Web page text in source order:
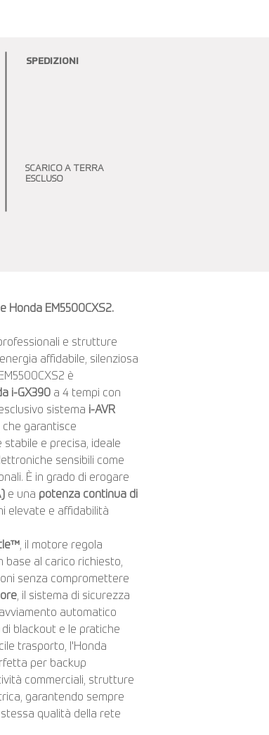
SPEDIZIONI
SCARICO A TERRA
ESCLUSO
Honda EM5500CXS2.
e strutture
affidabile, silenziosa
è
i-GX390a 4 tempi con
sistema i-AVR
che garantisce
e precisa, ideale
sensibili come
È in grado di erogare
e una potenza continua di
elevate e affidabilità
, il motore regola
base al carico richiesto,
senza compromettere
, il sistema di sicurezza
automatico
blackout e le pratiche
trasporto, l'Honda
per backup
commerciali, strutture
garantendo sempre
qualità della rete